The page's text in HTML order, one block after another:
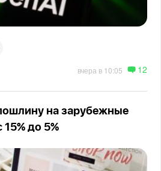
вчера в 10:05 12
на зарубежные
до 5%